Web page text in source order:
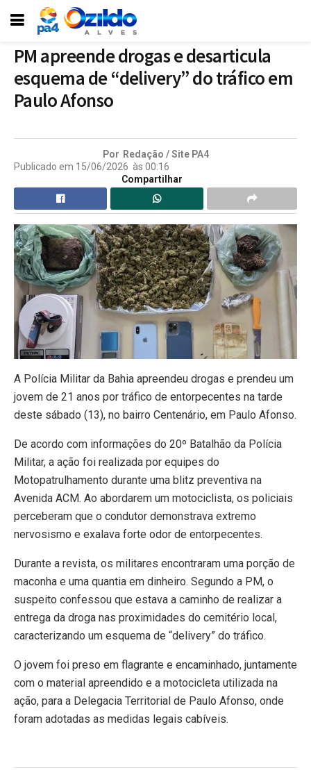
PM apreende drogas e desarticula
esquema de “delivery” do tráfico em
Paulo Afonso
Por Redação / Site PA4
Publicado em 15/06/2026 às 00:16
Compartilhar
A Polícia Militar da Bahia apreendeu drogas e prendeu um
jovem de 21 anos por tráfico de entorpecentes na tarde
deste sábado (13), no bairro Centenário, em Paulo Afonso.
De acordo com informações do 20º Batalhão da Polícia
Militar, a ação foi realizada por equipes do
Motopatrulhamento durante uma blitz preventiva na
Avenida ACM. Ao abordarem um motociclista, os policiais
perceberam que o condutor demonstrava extremo
nervosismo e exalava forte odor de entorpecentes.
Durante a revista, os militares encontraram uma porção de
maconha e uma quantia em dinheiro. Segundo a PM, o
suspeito confessou que estava a caminho de realizar a
entrega da droga nas proximidades do cemitério local,
caracterizando um esquema de “delivery” do tráfico.
O jovem foi preso em flagrante e encaminhado, juntamente
com o material apreendido e a motocicleta utilizada na
ação, para a Delegacia Territorial de Paulo Afonso, onde
foram adotadas as medidas legais cabíveis.